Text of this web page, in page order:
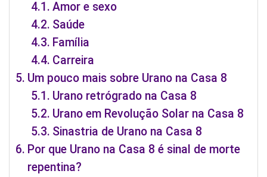
Amor e sexo
Saúde
Família
Carreira
Um pouco mais sobre Urano na Casa 8
Urano retrógrado na Casa 8
Urano em Revolução Solar na Casa 8
Sinastria de Urano na Casa 8
Por que Urano na Casa 8 é sinal de morte
repentina?